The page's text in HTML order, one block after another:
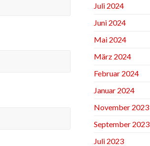
Juli 2024
Juni 2024
Mai 2024
März 2024
Februar 2024
Januar 2024
November 2023
September 2023
Juli 2023